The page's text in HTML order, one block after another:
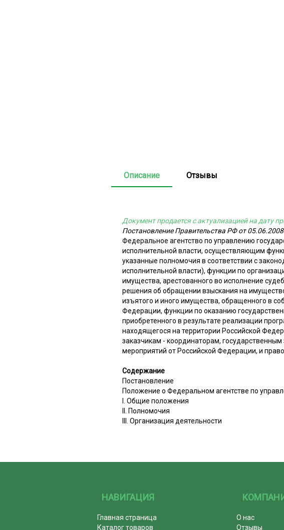
Описание Отзывы
Документ продается с актуализацией на дату
Постановление Правительства РФ от
Федеральное агентство по управлению
исполнительной власти, осуществляющим
указанные полномочия в соответствии с
исполнительной власти), функции по
имущества, арестованного во исполнение
решения об обращении взыскания на
изъятого и иного имущества, обращенного в
Федерации, функции по оказанию
приобретенного в результате реализации
находящегося на территории Российской
заказчикам - координаторам,
мероприятий от Российской Федерации, и
Содержание
Постановление
Положение о Федеральном агентстве по
I. Общие положения
II. Полномочия
III. Организация деятельности
НАВИГАЦИЯ
Главная страница
Каталог товаров
О нас
Отзывы